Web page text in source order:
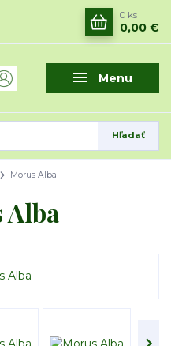
Menu
Hľadať
0 ks
0,00 €
Morus Alba
Alba